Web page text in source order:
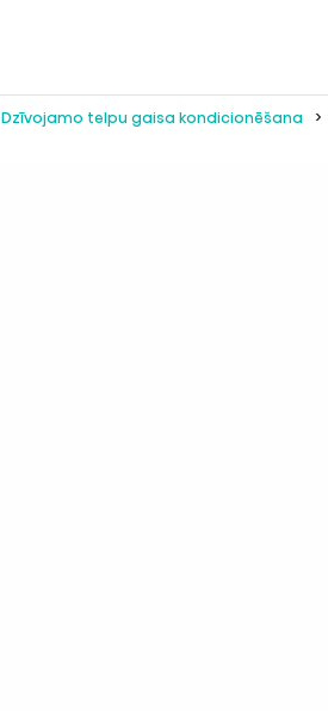
Dzīvojamo telpu gaisa kondicionēšana